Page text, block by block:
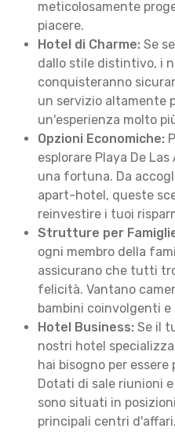
meticolosamente
piacere.
Hotel di Charme: Se
dallo stile distintivo, i
conquisteranno
un servizio altamente
un'esperienza molto
Opzioni Economiche:
esplorare Playa De
una fortuna. Da
apart-hotel, queste
reinvestire i tuoi
Strutture per
ogni membro della
assicurano che tutti
felicità. Vantano
bambini coinvolgenti
Hotel Business: Se il
nostri hotel
hai bisogno per
Dotati di sale riunioni
sono situati in
principali centri d'affari.